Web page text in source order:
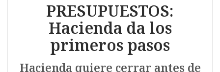
PRESUPUESTOS:
Hacienda da los
primeros pasos
Hacienda quiere cerrar antes de